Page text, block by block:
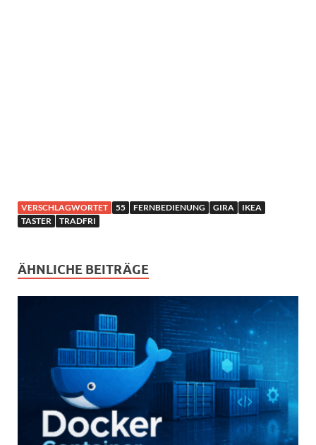
VERSCHLAGWORTET 55 FERNBEDIENUNG GIRA
IKEA
TASTER
TRADFRI
ÄHNLICHE BEITRÄGE